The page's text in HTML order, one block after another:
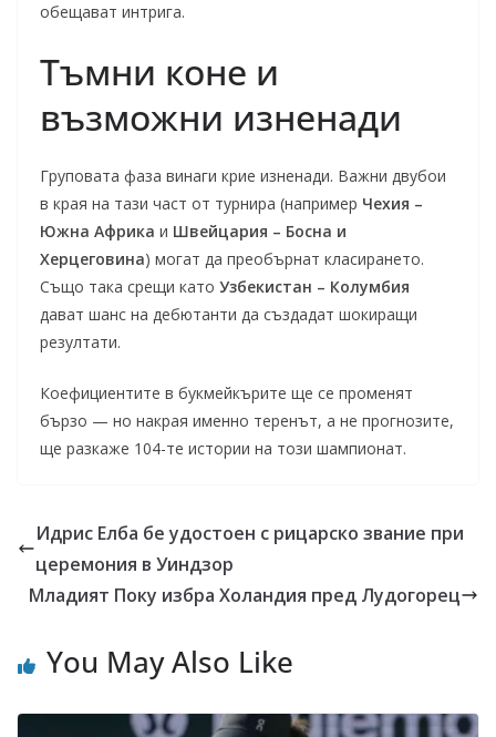
обещават интрига.
Тъмни коне и
възможни изненади
Груповата фаза винаги крие изненади. Важни двубои
в края на тази част от турнира (например Чехия –
Южна Африка и Швейцария – Босна и
Херцеговина) могат да преобърнат класирането.
Също така срещи като Узбекистан – Колумбия
дават шанс на дебютанти да създадат шокиращи
резултати.
Коефициентите в букмейкърите ще се променят
бързо — но накрая именно теренът, а не прогнозите,
ще разкаже 104-те истории на този шампионат.
Идрис Елба бе удостоен с рицарско звание при
церемония в Уиндзор
Младият Поку избра Холандия пред Лудогорец
You May Also Like